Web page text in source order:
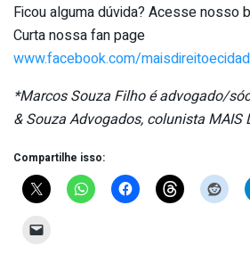
Ficou alguma dúvida? Acesse nosso
Curta nossa fan page
www.facebook.com/
*Marcos Souza Filho é advogado/
& Souza Advogados, colunista MAIS
Compartilhe isso: